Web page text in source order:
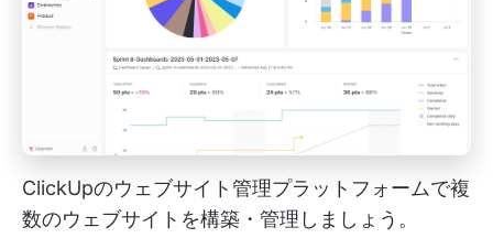
ClickUpのウェブサイト管理プラットフォームで複
数のウェブサイトを構築・管理しましょう。